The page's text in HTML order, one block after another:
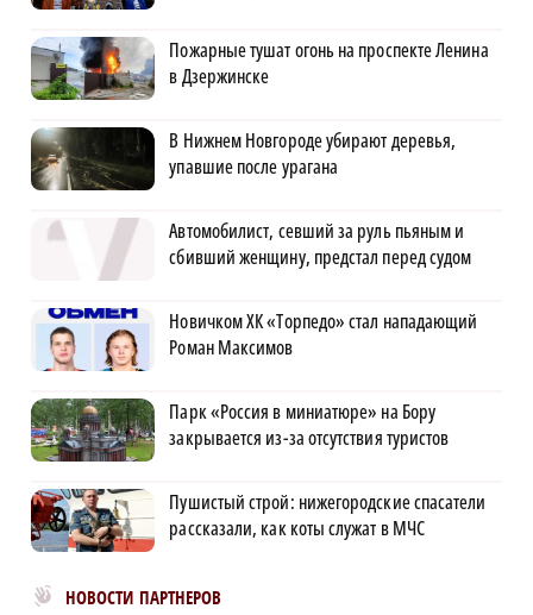
Пожарные тушат огонь на проспекте Ленина
в Дзержинске
В Нижнем Новгороде убирают деревья,
упавшие после урагана
Автомобилист, севший за руль пьяным и
сбивший женщину, предстал перед судом
Новичком ХК «Торпедо» стал нападающий
Роман Максимов
Парк «Россия в миниатюре» на Бору
закрывается из-за отсутствия туристов
Пушистый строй: нижегородские спасатели
рассказали, как коты служат в МЧС
НОВОСТИ ПАРТНЕРОВ
Новости МирТесен